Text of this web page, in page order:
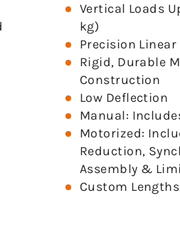
Vertical Loads
kg)
Precision
Rigid, Durable
Construction
Low Deflection
Manual:
Motorized:
Reduction,
Assembly &
Custom